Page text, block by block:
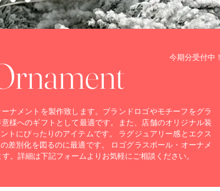
ナメントを製作致します。ブランドロゴやモチーフをグラ
様へのギフトとして最適です。また、店舗のオリジナル装
トにぴったりのアイテムです。 ラグジュアリー感とエクス
差別化を図るのに最適です。 ロゴグラスボール・オーナメ
。詳細は下記フォームよりお気軽にご相談ください。
今期分受付中！